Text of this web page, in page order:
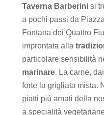
Taverna Barberinisi
a pochi passi da
Fontana dei Quattro
improntata alla
particolare sensibilità
marinare. La carne,
forte la grigliata mista.
piatti più amati della
a specialità